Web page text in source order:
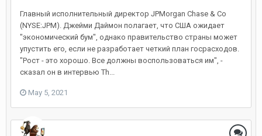
Главный исполнительный директор JPMorgan Chase & Co
(NYSE:JPM). Джейми Даймон полагает, что США ожидает
"экономический бум", однако правительство страны может
упустить его, если не разработает четкий план госрасходов.
"Рост - это хорошо. Все должны воспользоваться им", -
сказал он в интервью Th...
May 5, 2021